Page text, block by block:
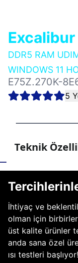
DDR5 RAM
WINDOWS 11
E75Z.270K-
5
Teknik
İhtiyaç ve
olman için
üst kalite ürünler
anda sana özel
ısı testleri başlıyor!